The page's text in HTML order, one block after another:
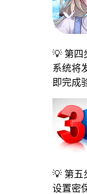
💡 第四
系统将
即完成
💡 第五
设置密